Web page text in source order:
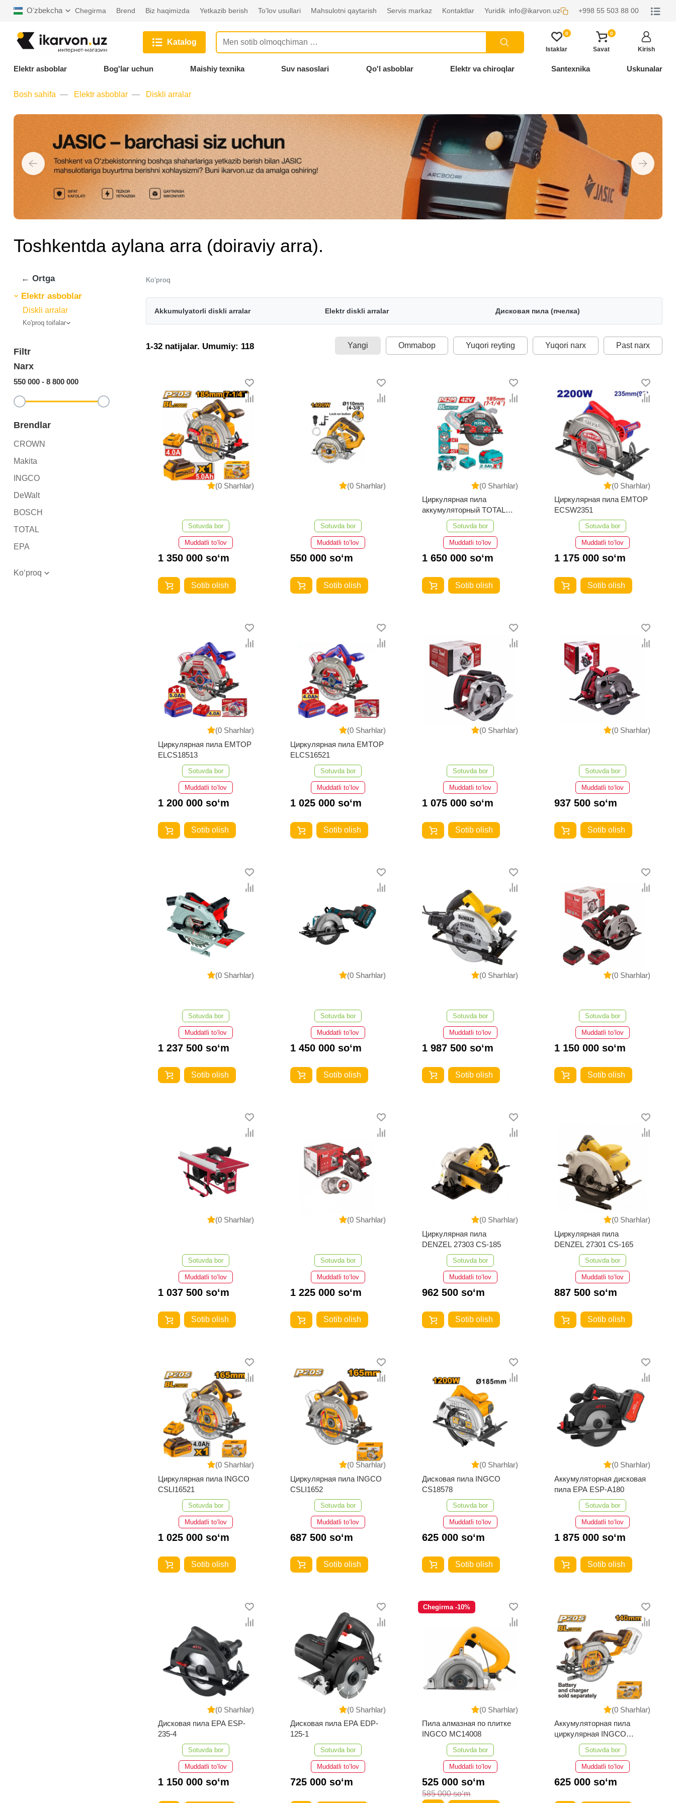
Oʻzbekcha Chegirma Brend Biz haqimizda Yetkazib berish To'lov usullari Mahsulotni qaytarish Servis markaz Kontaktlar Yuridik info@ikarvon.uz +998 55 503 88 00
Katalog
0
Istaklar
0
Savat Kirish
Elektr asboblar Bog'lar uchun Maishiy texnika Suv nasoslari Qo'l asboblar Elektr va chiroqlar Santexnika Uskunalar
Bosh sahifa Elektr asboblar Diskli arralar
Toshkentda aylana arra (doiraviy arra).
← Ortga
Elektr asboblar
Diskli arralar
Ko'proq toifalar
Filtr
Narx
550 000 - 8 800 000
Brendlar
CROWN
Makita
INGCO
DeWalt
BOSCH
TOTAL
EPA
Ko‘proq
Ko‘proq
Akkumulyatorli diskli arralar Elektr diskli arralar Дисковая пила (пчелка)
1-32 natijalar. Umumiy: 118 Yangi Ommabop Yuqori reyting Yuqori narx Past narx
(0 Sharhlar)
Sotuvda bor
Muddatli to‘lov
1 350 000 so‘m
Sotib olish
(0 Sharhlar)
Sotuvda bor
Muddatli to‘lov
550 000 so‘m
Sotib olish
(0 Sharhlar)
Циркулярная пила
аккумуляторный TOTAL
TSLI4218511
Sotuvda bor
Muddatli to‘lov
1 650 000 so‘m
Sotib olish
(0 Sharhlar)
Циркулярная пила EMTOP
ECSW2351
Sotuvda bor
Muddatli to‘lov
1 175 000 so‘m
Sotib olish
(0 Sharhlar)
Циркулярная пила EMTOP
ELCS18513
Sotuvda bor
Muddatli to‘lov
1 200 000 so‘m
Sotib olish
(0 Sharhlar)
Циркулярная пила EMTOP
ELCS16521
Sotuvda bor
Muddatli to‘lov
1 025 000 so‘m
Sotib olish
(0 Sharhlar)
Sotuvda bor
Muddatli to‘lov
1 075 000 so‘m
Sotib olish
(0 Sharhlar)
Sotuvda bor
Muddatli to‘lov
937 500 so‘m
Sotib olish
(0 Sharhlar)
Sotuvda bor
Muddatli to‘lov
1 237 500 so‘m
Sotib olish
(0 Sharhlar)
Sotuvda bor
Muddatli to‘lov
1 450 000 so‘m
Sotib olish
(0 Sharhlar)
Sotuvda bor
Muddatli to‘lov
1 987 500 so‘m
Sotib olish
(0 Sharhlar)
Sotuvda bor
Muddatli to‘lov
1 150 000 so‘m
Sotib olish
(0 Sharhlar)
Sotuvda bor
Muddatli to‘lov
1 037 500 so‘m
Sotib olish
(0 Sharhlar)
Sotuvda bor
Muddatli to‘lov
1 225 000 so‘m
Sotib olish
(0 Sharhlar)
Циркулярная пила
DENZEL 27303 CS-185
Sotuvda bor
Muddatli to‘lov
962 500 so‘m
Sotib olish
(0 Sharhlar)
Циркулярная пила
DENZEL 27301 CS-165
Sotuvda bor
Muddatli to‘lov
887 500 so‘m
Sotib olish
(0 Sharhlar)
Циркулярная пила INGCO
CSLI16521
Sotuvda bor
Muddatli to‘lov
1 025 000 so‘m
Sotib olish
(0 Sharhlar)
Циркулярная пила INGCO
CSLI1652
Sotuvda bor
Muddatli to‘lov
687 500 so‘m
Sotib olish
(0 Sharhlar)
Дисковая пила INGCO
CS18578
Sotuvda bor
Muddatli to‘lov
625 000 so‘m
Sotib olish
(0 Sharhlar)
Аккумуляторная дисковая
пила EPA ESP-A180
Sotuvda bor
Muddatli to‘lov
1 875 000 so‘m
Sotib olish
(0 Sharhlar)
Дисковая пила EPA ESP-
235-4
Sotuvda bor
Muddatli to‘lov
1 150 000 so‘m
(0 Sharhlar)
Дисковая пила EPA EDP-
125-1
Sotuvda bor
Muddatli to‘lov
725 000 so‘m
(0 Sharhlar)
Chegirma -10%
Пила алмазная по плитке
INGCO MC14008
Sotuvda bor
Muddatli to‘lov
525 000 so‘m
585 000 so‘m
(0 Sharhlar)
Аккумуляторная пила
циркулярная INGCO
CSLI1402
Sotuvda bor
Muddatli to‘lov
625 000 so‘m